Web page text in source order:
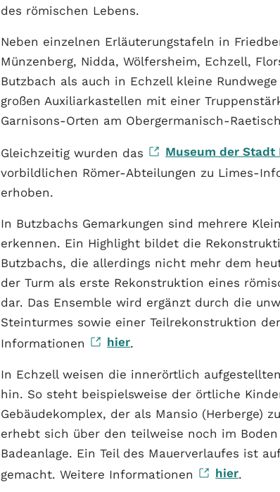
des römischen Lebens.
Neben einzelnen Erläuterungstafeln in
Münzenberg, Nidda, Wölfersheim, Echzell,
Butzbach als auch in Echzell kleine
großen Auxiliarkastellen mit einer
Garnisons-Orten am Obergermanisch-
Gleichzeitig wurden das Museum der Stadt
vorbildlichen Römer-Abteilungen zu Limes-
erhoben.
In Butzbachs Gemarkungen sind mehrere
erkennen. Ein Highlight bildet die
Butzbachs, die allerdings nicht mehr dem
der Turm als erste Rekonstruktion eines
dar. Das Ensemble wird ergänzt durch die
Steinturmes sowie einer Teilrekonstruktion
Informationen
hier.
In Echzell weisen die innerörtlich
hin. So steht beispielsweise der örtliche
Gebäudekomplex, der als Mansio (Herberge)
erhebt sich über den teilweise noch im
Badeanlage. Ein Teil des Mauerverlaufes ist
gemacht. Weitere Informationen
hier.